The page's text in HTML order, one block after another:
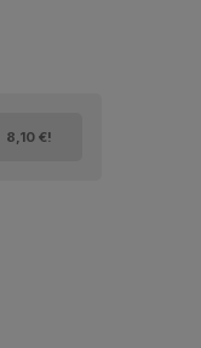
8,10 €!